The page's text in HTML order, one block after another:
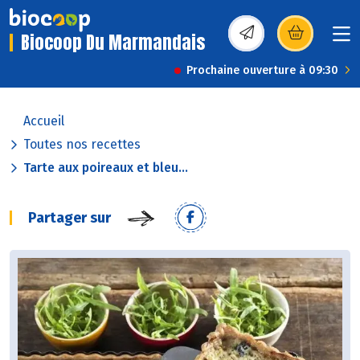
Biocoop Du Marmandais (s’ouvre dans une
Prochaine ouverture à 09:30
Accueil
Toutes nos recettes
Tarte aux poireaux et bleu...
Partager sur